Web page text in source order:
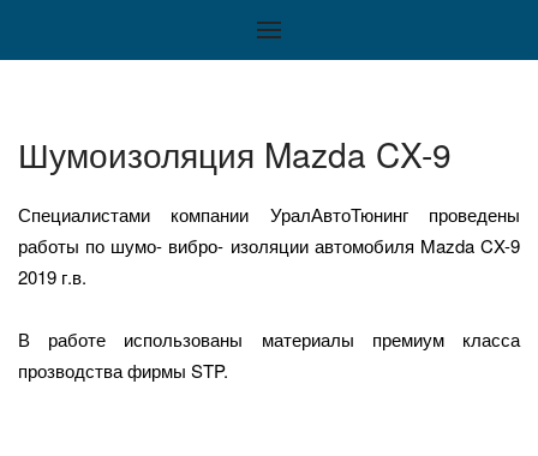
Шумоизоляция Mazda CX-9
Специалистами компании УралАвтоТюнинг проведены
работы по шумо- вибро- изоляции автомобиля Mazda CX-9
2019 г.в.
В работе использованы материалы премиум класса
прозводства фирмы STP.